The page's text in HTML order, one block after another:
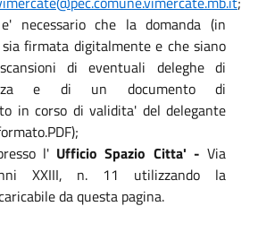
necessario che la domanda (in
sia firmata digitalmente e che siano
di eventuali deleghe di
e di un documento di
in corso di validita' del delegante
l' Ufficio Spazio Citta' - Via
XXIII, n. 11 utilizzando la
da questa pagina.